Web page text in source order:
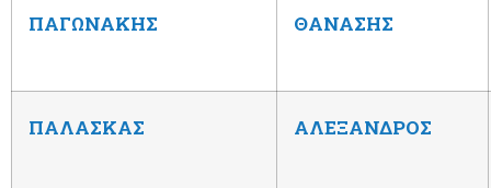
ΠΑΓΩΝΑΚΗΣ ΘΑΝΑΣΗΣ
ΠΑΛΑΣΚΑΣ ΑΛΕΞΑΝΔΡΟΣ